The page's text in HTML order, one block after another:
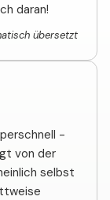
daran!
übersetzt
-
von der
selbst